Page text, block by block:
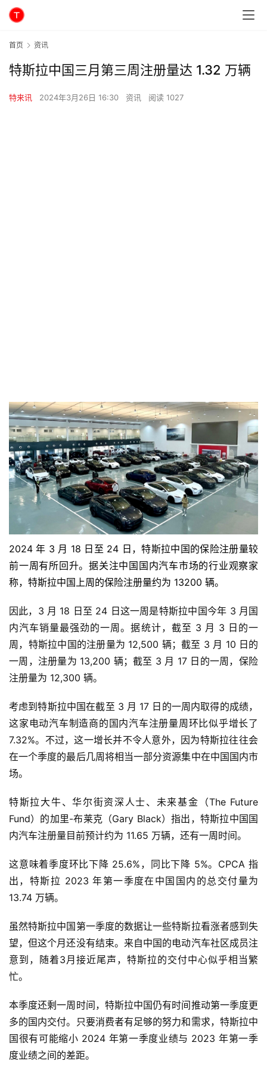
首页 资讯
特斯拉中国三月第三周注册量达 1.32 万辆
特来讯 2024年3月26日 16:30 资讯 阅读 1027
2024 年 3 月 18 日至 24 日，特斯拉中国的保险注册量较
前一周有所回升。据关注中国国内汽车市场的行业观察家
称，特斯拉中国上周的保险注册量约为 13200 辆。
因此，3 月 18 日至 24 日这一周是特斯拉中国今年 3 月国
内汽车销量最强劲的一周。据统计，截至 3 月 3 日的一
周，特斯拉中国的注册量为 12,500 辆；截至 3 月 10 日的
一周，注册量为 13,200 辆；截至 3 月 17 日的一周，保险
注册量为 12,300 辆。
考虑到特斯拉中国在截至 3 月 17 日的一周内取得的成绩，
这家电动汽车制造商的国内汽车注册量周环比似乎增长了
7.32%。不过，这一增长并不令人意外，因为特斯拉往往会
在一个季度的最后几周将相当一部分资源集中在中国国内市
场。
特斯拉大牛、华尔街资深人士、未来基金（The Future
Fund）的加里-布莱克（Gary Black）指出，特斯拉中国国
内汽车注册量目前预计约为 11.65 万辆，还有一周时间。
这意味着季度环比下降 25.6%，同比下降 5%。CPCA 指
出，特斯拉 2023 年第一季度在中国国内的总交付量为
13.74 万辆。
虽然特斯拉中国第一季度的数据让一些特斯拉看涨者感到失
望，但这个月还没有结束。来自中国的电动汽车社区成员注
意到，随着3月接近尾声，特斯拉的交付中心似乎相当繁
忙。
本季度还剩一周时间，特斯拉中国仍有时间推动第一季度更
多的国内交付。只要消费者有足够的努力和需求，特斯拉中
国很有可能缩小 2024 年第一季度业绩与 2023 年第一季
度业绩之间的差距。